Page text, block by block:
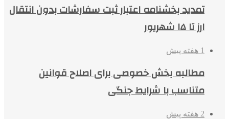
تمدید بخشنامه اعتبار ثبت سفارشات بدون انتقال
ارز تا ۱۵ شهریور
1 هفته پیش
مطالبه بخش خصوصی برای اصلاح قوانین
متناسب با شرایط جنگی
2 هفته پیش